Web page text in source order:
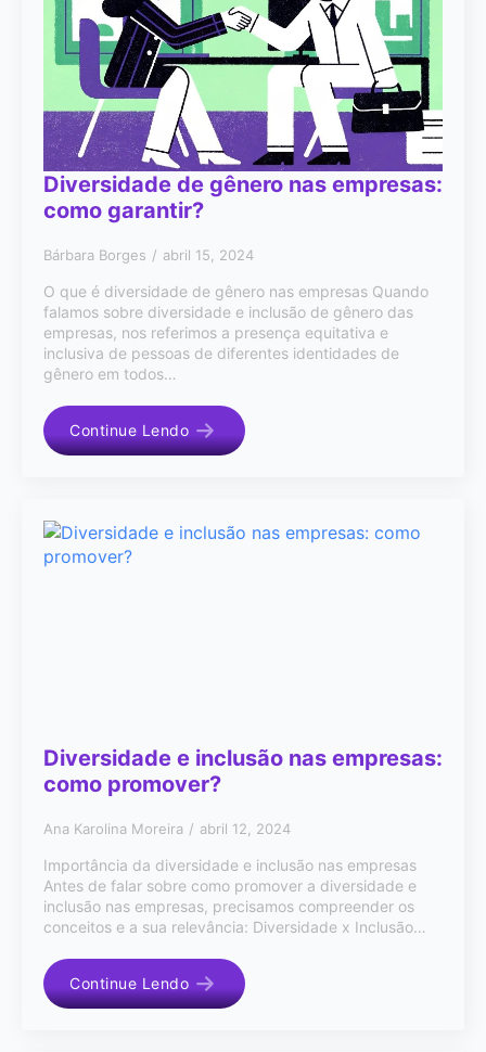
Diversidade de gênero nas empresas:
como garantir?
Bárbara Borges abril 15, 2024
O que é diversidade de gênero nas empresas Quando
falamos sobre diversidade e inclusão de gênero das
empresas, nos referimos a presença equitativa e
inclusiva de pessoas de diferentes identidades de
gênero em todos…
Continue Lendo
Diversidade e inclusão nas empresas:
como promover?
Ana Karolina Moreira abril 12, 2024
Importância da diversidade e inclusão nas empresas
Antes de falar sobre como promover a diversidade e
inclusão nas empresas, precisamos compreender os
conceitos e a sua relevância: Diversidade x Inclusão…
Continue Lendo